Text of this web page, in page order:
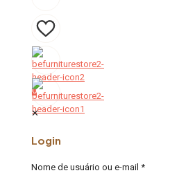
0
0
✕
Login
Nome de usuário ou e-mail *